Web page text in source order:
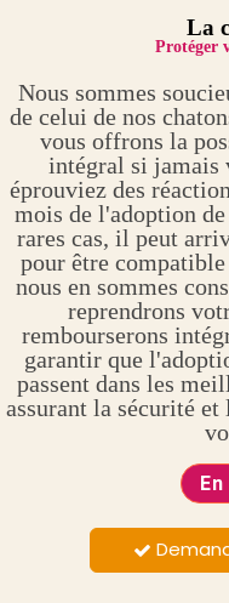
La
Protéger
Nous sommes
de celui de nos
vous offrons la
intégral si jamais
éprouviez des
mois de l'adoption
rares cas, il peut
pour être
nous en sommes
reprendrons
rembourserons
garantir que
passent dans les
assurant la sécurité et
